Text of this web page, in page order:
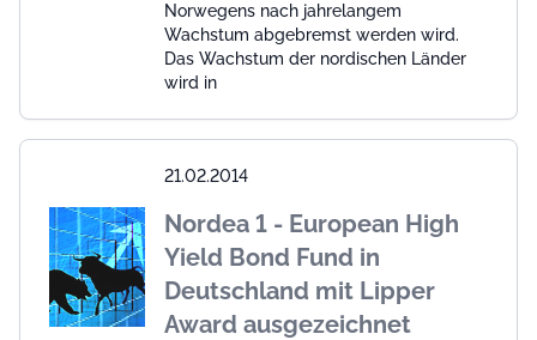
Norwegens nach jahrelangem
Wachstum abgebremst werden wird.
Das Wachstum der nordischen Länder
wird in
21.02.2014
Nordea 1 - European High
Yield Bond Fund in
Deutschland mit Lipper
Award ausgezeichnet